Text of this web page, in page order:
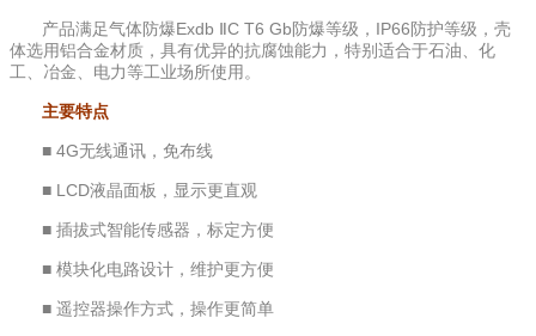
产品满足气体防爆Exdb ⅡC T6 Gb防爆等级，IP66防护等级，壳
体选用铝合金材质，具有优异的抗腐蚀能力，特别适合于石油、化
工、冶金、电力等工业场所使用。
主要特点
■ 4G无线通讯，免布线
■ LCD液晶面板，显示更直观
■ 插拔式智能传感器，标定方便
■ 模块化电路设计，维护更方便
■ 遥控器操作方式，操作更简单